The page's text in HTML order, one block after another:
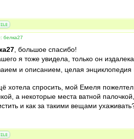
белка27
, большое спасибо!
я тоже увидела, только он
и описанием, целая
хотела спросить, мой Емеля
а некоторые места ватной
и как за такими вещами